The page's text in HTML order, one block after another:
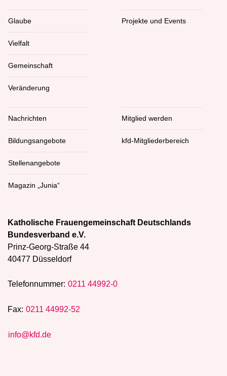
Glaube
Vielfalt
Gemeinschaft
Veränderung
Projekte und Events
Nachrichten
Bildungsangebote
Stellenangebote
Magazin „Junia“
Mitglied werden
kfd-Mitgliederbereich
Katholische Frauengemeinschaft Deutschlands
Bundesverband e.V.
Prinz-Georg-Straße 44
40477 Düsseldorf
Telefonnummer: 0211 44992-0
Fax: 0211 44992-52
info@kfd.de